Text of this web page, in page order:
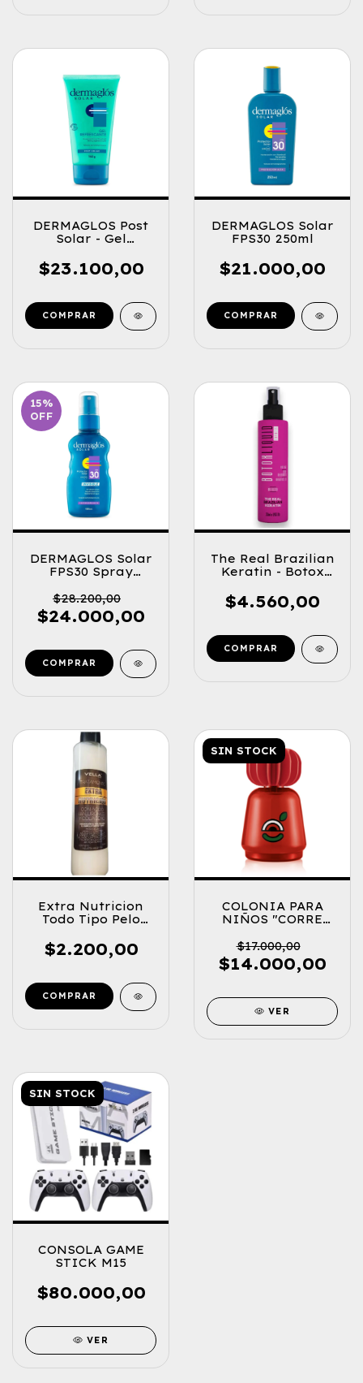
DERMAGLOS Post
Solar - Gel
$23.100,00
DERMAGLOS Solar
FPS30 250ml
$21.000,00
15%
OFF
DERMAGLOS Solar
FPS30 Spray
$28.200,00
$24.000,00
The Real Brazilian
Keratin - Botox
$4.560,00
Extra Nutricion
Todo Tipo Pelo
$2.200,00
SIN STOCK
COLONIA PARA
NIÑOS "CORRE
$17.000,00
$14.000,00
VER
SIN STOCK
CONSOLA GAME
STICK M15
$80.000,00
VER